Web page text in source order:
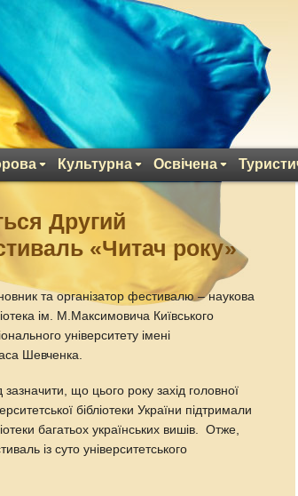
Культурна Освічена
Другий
«Читач року»
та організатор фестивалю – наукова
ім. М.Максимовича Київського
університету імені
Шевченка.
зазначити, що цього року захід головної
бібліотеки України підтримали
багатьох українських вишів. Отже,
із суто університетського